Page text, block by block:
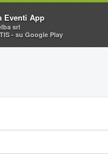
Eventi App
srl
- su Google Play